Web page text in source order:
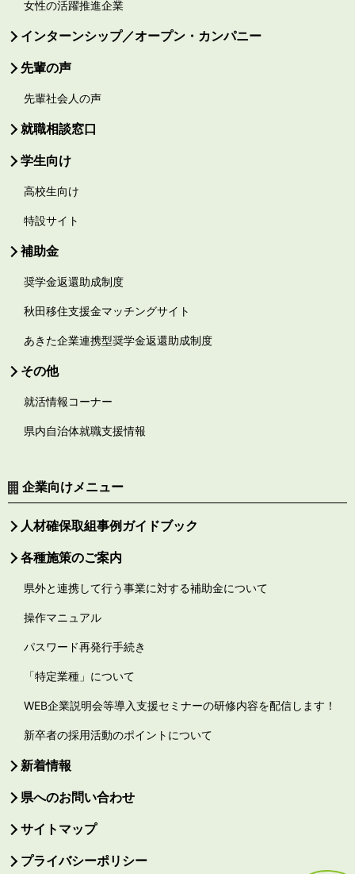
女性の活躍推進企業
インターンシップ／オープン・カンパニー
先輩の声
先輩社会人の声
就職相談窓口
学生向け
高校生向け
特設サイト
補助金
奨学金返還助成制度
秋田移住支援金マッチングサイト
あきた企業連携型奨学金返還助成制度
その他
就活情報コーナー
県内自治体就職支援情報
企業向けメニュー
人材確保取組事例ガイドブック
各種施策のご案内
県外と連携して行う事業に対する補助金について
操作マニュアル
パスワード再発行手続き
「特定業種」について
WEB企業説明会等導入支援セミナーの研修内容を配信します！
新卒者の採用活動のポイントについて
新着情報
県へのお問い合わせ
サイトマップ
プライバシーポリシー